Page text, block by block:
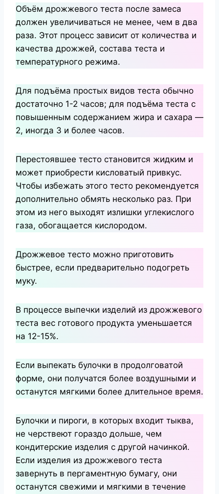
Объём дрожжевого теста после замеса
должен увеличиваться не менее, чем в два
раза. Этот процесс зависит от количества и
качества дрожжей, состава теста и
температурного режима.
Для подъёма простых видов теста обычно
достаточно 1-2 часов; для подъёма теста с
повышенным содержанием жира и сахара —
2, иногда 3 и более часов.
Перестоявшее тесто становится жидким и
может приобрести кисловатый привкус.
Чтобы избежать этого тесто рекомендуется
дополнительно обмять несколько раз. При
этом из него выходят излишки углекислого
газа, обогащается кислородом.
Дрожжевое тесто можно приготовить
быстрее, если предварительно подогреть
муку.
В процессе выпечки изделий из дрожжевого
теста вес готового продукта уменьшается
на 12-15%.
Если выпекать булочки в продолговатой
форме, они получатся более воздушными и
останутся мягкими более длительное время.
Булочки и пироги, в которых входит тыква,
не черствеют гораздо дольше, чем
кондитерские изделия с другой начинкой.
Если изделия из дрожжевого теста
завернуть в пергаментную бумагу, они
останутся свежими и мягкими в течение